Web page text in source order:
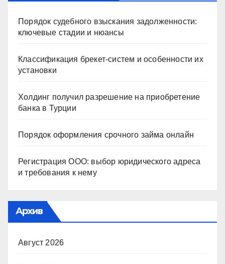
Порядок судебного взыскания задолженности:
ключевые стадии и нюансы
Классификация брекет-систем и особенности их
установки
Холдинг получил разрешение на приобретение
банка в Турции
Порядок оформления срочного займа онлайн
Регистрация ООО: выбор юридического адреса
и требования к нему
Архив
Август 2026